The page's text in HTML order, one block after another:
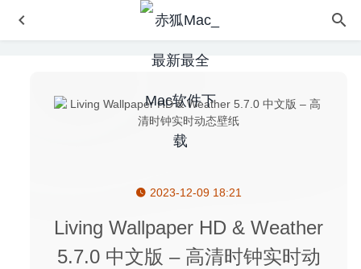
2023-12-09 18:21
Living Wallpaper HD & Weather
5.7.0 中文版 – 高清时钟实时动
HQPlayer Pro 4.3.0 – macOS 平台高品质无损音乐播放器
Adobe Character Animator 2025 25.0 中文版-捕捉表情实
时生成动画 2024-12-03